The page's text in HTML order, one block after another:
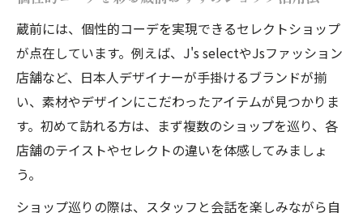
蔵前には、個性的コーデを実現できるセレクトショップ
が点在しています。例えば、J's selectやJsファッション
店舗など、日本人デザイナーが手掛けるブランドが揃
い、素材やデザインにこだわったアイテムが見つかりま
す。初めて訪れる方は、まず複数のショップを巡り、各
店舗のテイストやセレクトの違いを体感してみましょ
う。
ショップ巡りの際は、スタッフと会話を楽しみながら自